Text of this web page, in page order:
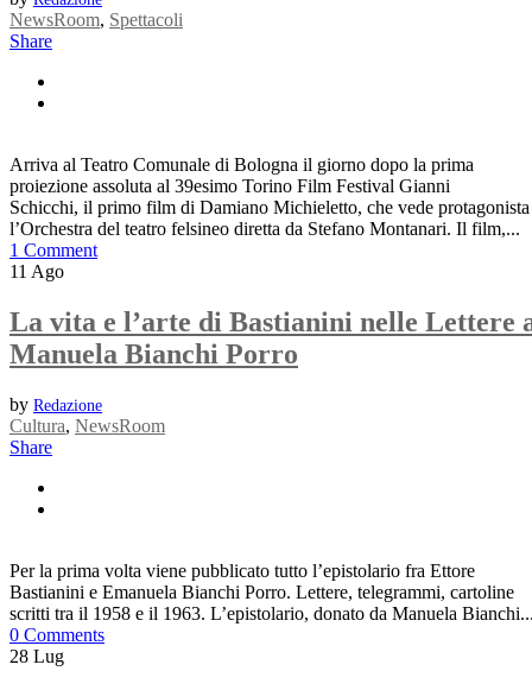
NewsRoom, Spettacoli
Share
Arriva al Teatro Comunale di Bologna il giorno dopo la prima
proiezione assoluta al 39esimo Torino Film Festival Gianni
Schicchi, il primo film di Damiano Michieletto, che vede protagonista
l’Orchestra del teatro felsineo diretta da Stefano Montanari. Il film,...
1 Comment
11 Ago
La vita e l’arte di Bastianini nelle Lettere
Manuela Bianchi Porro
by Redazione
Cultura, NewsRoom
Share
Per la prima volta viene pubblicato tutto l’epistolario fra Ettore
Bastianini e Emanuela Bianchi Porro. Lettere, telegrammi, cartoline
scritti tra il 1958 e il 1963. L’epistolario, donato da Manuela
0 Comments
28 Lug